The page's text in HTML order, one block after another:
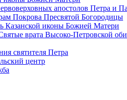
апостолов Петра и
Покрова Пресвятой Богородицы
Казанской иконы Божией Матери
врата Высоко-Петровской
святителя Петра
центр